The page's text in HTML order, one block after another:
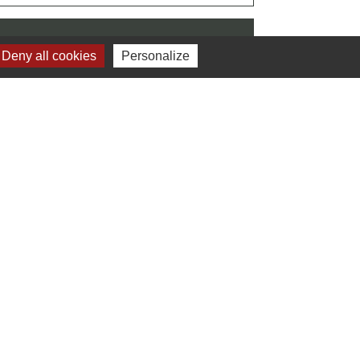
Deny all cookies Personalize